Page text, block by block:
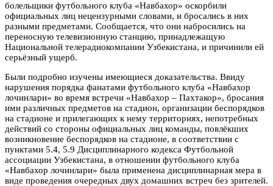
болельщики футбольного клуба «Навбахор» оскорбили
официальных лиц нецензурными словами, и бросались в них
разными предметами. Сообщается, что они набросились на
переносную телевизионную станцию, принадлежащую
Национальной телерадиокомпании Узбекистана, и причинили ей
серьёзный ущерб.
Были подробно изучены имеющиеся доказательства. Ввиду
нарушения порядка фанатами футбольного клуба «Навбахор
лочинлари» во время встречи «Навбахор – Пахтакор», бросания
ими различных предметов на стадион, организации беспорядков
на стадионе и прилегающих к нему территориях, непотребных
действий со стороны официальных лиц команды, повлёкших
возникновение беспорядков на стадионе, в соответствии с
пунктами 5.4, 5.9 Дисциплинарного кодекса Футбольной
ассоциации Узбекистана, в отношении футбольного клуба
«Навбахор лочинлари» была применена дисциплинарная мера в
виде проведения очередных двух домашних встреч без зрителей.